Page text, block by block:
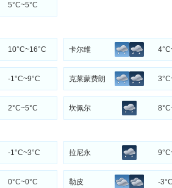
5°C~5°C
10°C~16°C 卡尔维
-1°C~9°C 克莱蒙费朗
2°C~5°C 坎佩尔
-1°C~3°C 拉尼永
0°C~0°C 勒皮 -